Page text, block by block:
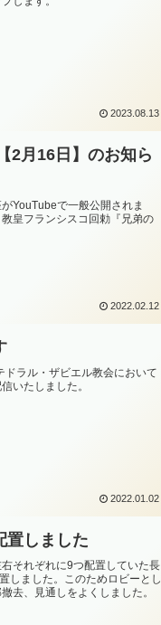
2023.08.13
2月16日】のお知ら
YouTubeで一般公開されま
皇フランシスコ回勅『兄弟の
2022.02.12
ラル・ザビエル教会において
いたしました。
2022.01.02
置しました
それぞれに9つ配置していた長
しました。このためロビーとし
去、見通しをよくしました。